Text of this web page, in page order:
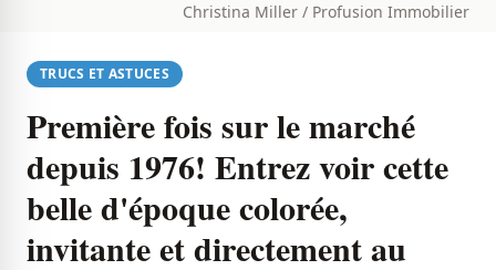
Christina Miller / Profusion Immobilier
TRUCS ET ASTUCES
Première fois sur le marché
depuis 1976! Entrez voir cette
belle d'époque colorée,
invitante et directement au